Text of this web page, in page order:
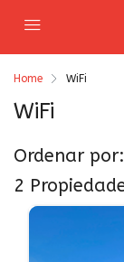
Home WiFi
WiFi
2
Ordenar por: